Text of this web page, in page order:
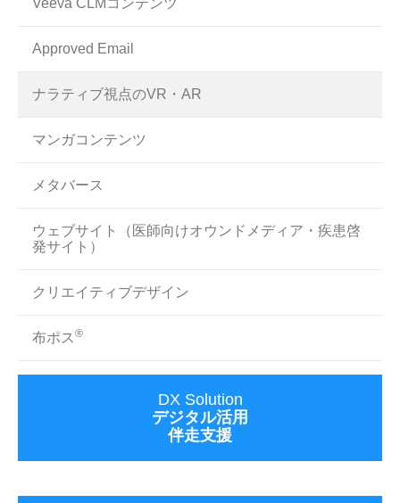
Approved Email
ナラティブ視点のVR・AR
マンガコンテンツ
メタバース
ウェブサイト（医師向けオウンドメディア・疾患啓
発サイト）
クリエイティブデザイン
布ポス ®
DX Solution
デジタル活用
伴走支援